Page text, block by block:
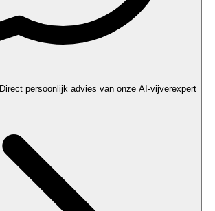
Direct persoonlijk advies van onze AI-vijverexpert